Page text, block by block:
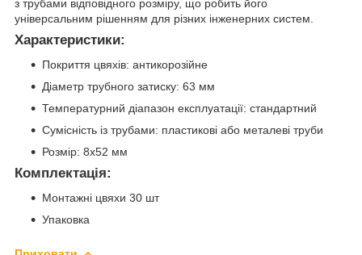
з трубами відповідного розміру, що робить його
універсальним рішенням для різних інженерних систем.
Характеристики:
Покриття цвяхів: антикорозійне
Діаметр трубного затиску: 63 мм
Температурний діапазон експлуатації: стандартний
Сумісність із трубами: пластикові або металеві труби
Розмір: 8х52 мм
Комплектація:
Монтажні цвяхи 30 шт
Упаковка